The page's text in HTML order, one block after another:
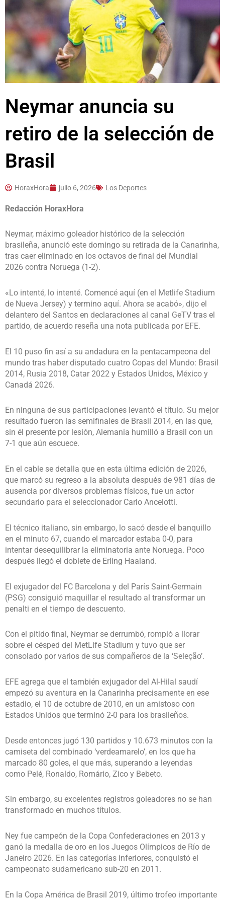
Neymar anuncia su
retiro de la selección de
Brasil
HoraxHora julio 6, 2026 Los Deportes
Redacción HoraxHora
Neymar, máximo goleador histórico de la selección
brasileña, anunció este domingo su retirada de la Canarinha,
tras caer eliminado en los octavos de final del Mundial
2026 contra Noruega (1-2).
«Lo intenté, lo intenté. Comencé aquí (en el Metlife Stadium
de Nueva Jersey) y termino aquí. Ahora se acabó», dijo el
delantero del Santos en declaraciones al canal GeTV tras el
partido, de acuerdo reseña una nota publicada por EFE.
El 10 puso fin así a su andadura en la pentacampeona del
mundo tras haber disputado cuatro Copas del Mundo: Brasil
2014, Rusia 2018, Catar 2022 y Estados Unidos, México y
Canadá 2026.
En ninguna de sus participaciones levantó el título. Su mejor
resultado fueron las semifinales de Brasil 2014, en las que,
sin él presente por lesión, Alemania humilló a Brasil con un
7-1 que aún escuece.
En el cable se detalla que en esta última edición de 2026,
que marcó su regreso a la absoluta después de 981 días de
ausencia por diversos problemas físicos, fue un actor
secundario para el seleccionador Carlo Ancelotti.
El técnico italiano, sin embargo, lo sacó desde el banquillo
en el minuto 67, cuando el marcador estaba 0-0, para
intentar desequilibrar la eliminatoria ante Noruega. Poco
después llegó el doblete de Erling Haaland.
El exjugador del FC Barcelona y del París Saint-Germain
(PSG) consiguió maquillar el resultado al transformar un
penalti en el tiempo de descuento.
Con el pitido final, Neymar se derrumbó, rompió a llorar
sobre el césped del MetLife Stadium y tuvo que ser
consolado por varios de sus compañeros de la ‘Seleção’.
EFE agrega que el también exjugador del Al-Hilal saudí
empezó su aventura en la Canarinha precisamente en ese
estadio, el 10 de octubre de 2010, en un amistoso con
Estados Unidos que terminó 2-0 para los brasileños.
Desde entonces jugó 130 partidos y 10.673 minutos con la
camiseta del combinado ‘verdeamarelo’, en los que ha
marcado 80 goles, el que más, superando a leyendas
como Pelé, Ronaldo, Romário, Zico y Bebeto.
Sin embargo, su excelentes registros goleadores no se han
transformado en muchos títulos.
Ney fue campeón de la Copa Confederaciones en 2013 y
ganó la medalla de oro en los Juegos Olímpicos de Río de
Janeiro 2026. En las categorías inferiores, conquistó el
campeonato sudamericano sub-20 en 2011.
En la Copa América de Brasil 2019, último trofeo importante